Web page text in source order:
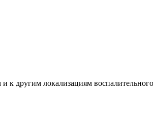
другим локализациям